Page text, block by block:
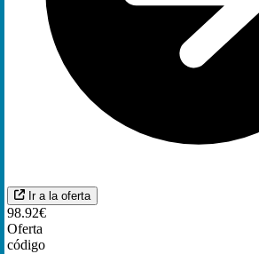
Ir a la oferta
98.92€
Oferta
código